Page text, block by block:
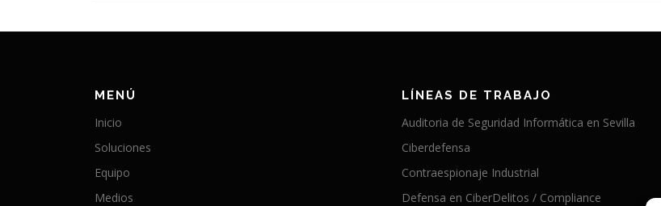
MENÚ
Inicio
Soluciones
Equipo
Medios
LÍNEAS DE TRABAJO
Auditoria de Seguridad Informática en Sevilla
Ciberdefensa
Contraespionaje Industrial
Defensa en CiberDelitos / Compliance